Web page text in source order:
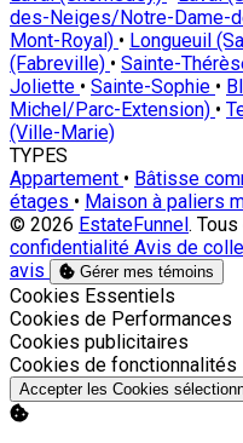
des-Neiges/Notre-Dame-
Mont-Royal) • Longueuil
(Fabreville) • Sainte-
Joliette • Sainte-Sophie •
Michel/Parc-Extension) •
(Ville-Marie)
TYPES
Appartement • Bâtisse
étages • Maison à paliers
© 2026 EstateFunnel.
confidentialité Avis de
avis
Gérer mes témoins
Activer
Cookies Essentiels
Activer
Cookies de Performances
Activer
Cookies publicitaires
Activer
Cookies de fonctionnalités
Accepter les Cookies